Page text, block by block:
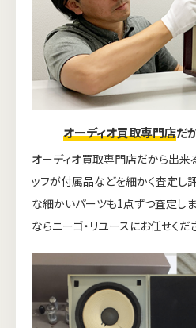
オーディオ買取専門店だ
オーディオ買取専門店だから出来
ッフが付属品などを細かく査定し
な細かいパーツも1点ずつ査定しま
ならニーゴ・リユースにお任せくだ